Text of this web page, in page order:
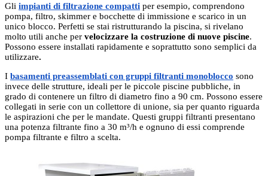
Gli impianti di filtrazione compatti per esempio, comprendono
pompa, filtro, skimmer e bocchette di immissione e scarico in un
unico blocco. Perfetti se stai ristrutturando la piscina, si rivelano
molto utili anche per velocizzare la costruzione di nuove piscine.
Possono essere installati rapidamente e soprattutto sono semplici da
utilizzare.
I basamenti preassemblati con gruppi filtranti monoblocco sono
invece delle strutture, ideali per le piccole piscine pubbliche, in
grado di contenere un filtro di diametro fino a 90 cm. Possono essere
collegati in serie con un collettore di unione, sia per quanto riguarda
le aspirazioni che per le mandate. Questi gruppi filtranti presentano
una potenza filtrante fino a 30 m³/h e ognuno di essi comprende
pompa filtrante e filtro a scelta.